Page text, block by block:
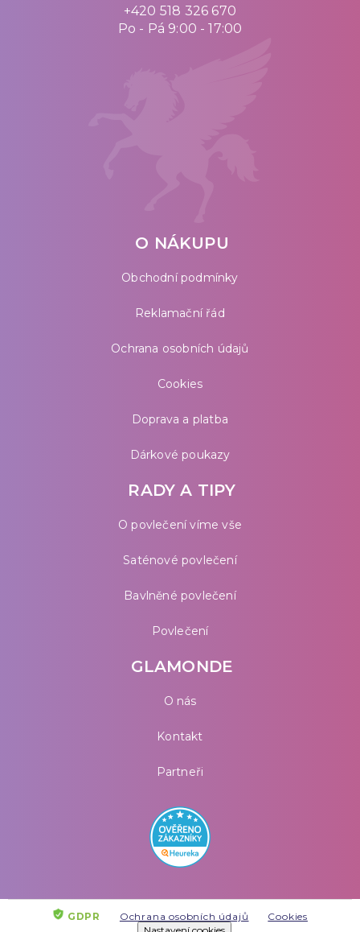
+420 518 326 670
Po - Pá 9:00 - 17:00
O NÁKUPU
Obchodní podmínky
Reklamační řád
Ochrana osobních údajů
Cookies
Doprava a platba
Dárkové poukazy
RADY A TIPY
O povlečení víme vše
Saténové povlečení
Bavlněné povlečení
Povlečení
GLAMONDE
O nás
Kontakt
Partneři
GDPR Ochrana osobních údajů
Cookies